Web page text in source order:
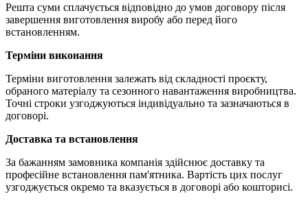
Решта суми сплачується відповідно до умов договору після
завершення виготовлення виробу або перед його
встановленням.
Терміни виконання
Терміни виготовлення залежать від складності проєкту,
обраного матеріалу та сезонного навантаження виробництва.
Точні строки узгоджуються індивідуально та зазначаються в
договорі.
Доставка та встановлення
За бажанням замовника компанія здійснює доставку та
професійне встановлення пам'ятника. Вартість цих послуг
узгоджується окремо та вказується в договорі або кошторисі.